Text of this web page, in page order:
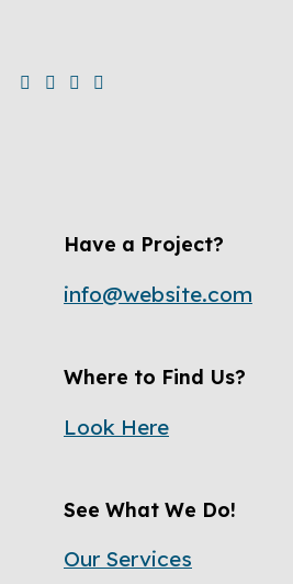
Have a Project?
info@website.com
Where to Find Us?
Look Here
See What We Do!
Our Services